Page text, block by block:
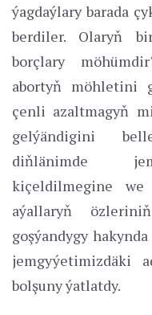
ýagdaýlary barada
berdiler. Olaryň
borçlary
abortyň möhletini
çenli azaltmagyň
gelýändigini
diňlänimde
kiçeldilmegine we
aýallaryň
goşýandygy
jemgyýetimizdäki
bolşuny ýatlatdy.